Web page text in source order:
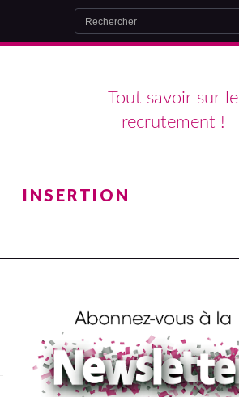
Tout savoir sur le
recrutement !
INSERTION